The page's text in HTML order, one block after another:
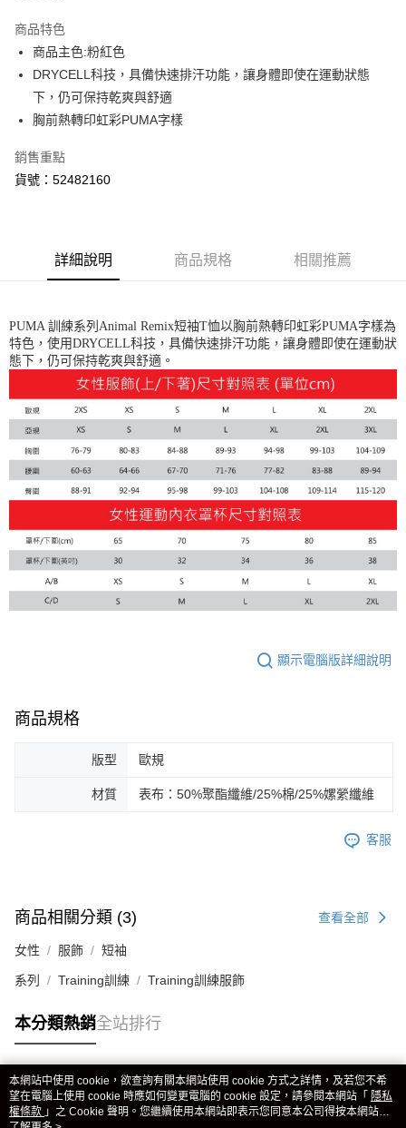
街口支付
悠遊付
Google Pay
運送方式
付款後全家取貨
每筆NT$100，滿NT$1,800(含以上)免運費
每筆NT$150，滿NT$1,800(含以上)免運費
商品特色
商品主色:粉紅色
DRYCELL科技，具備快速排汗功能，讓身體即使在運動狀態
下，仍可保持乾爽與舒適
胸前熱轉印虹彩PUMA字樣
銷售重點
貨號：52482160
詳細說明 商品規格 相關推薦
PUMA 訓練系列Animal Remix短袖T恤以胸前熱轉印虹彩PUMA字樣為
特色，使用DRYCELL科技，具備快速排汗功能，讓身體即使在運動狀
態下，仍可保持乾爽與舒適。
顯示電腦版詳細說明
商品規格
版型 歐規
材質 表布：50%聚酯纖維/25%棉/25%嫘縈纖維
客服
商品相關分類 (3) 查看全部
女性 服飾 短袖
系列 Training訓練 Training訓練服飾
本分類熱銷全站排行
熱門標籤
本網站中使用 cookie，欲查詢有關本網站使用 cookie 方式之詳情，及若您不希
望在電腦上使用 cookie 時應如何變更電腦的 cookie 設定，請參閱本網站「 隱私
權條款 」之 Cookie 聲明。您繼續使用本網站即表示您同意本公司得按本網站使